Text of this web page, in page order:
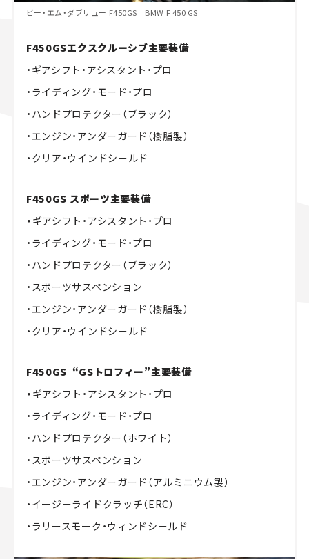
ビー・エム・ダブリュー F450GS｜BMW F 450 GS
F450GSエクスクルーシブ主要装備
・ギアシフト・アシスタント・プロ
・ライディング・モード・プロ
・ハンドプロテクター（ブラック）
・エンジン・アンダーガード（樹脂製）
・クリア・ウインドシールド
F450GS スポーツ主要装備
・ ギアシフト・アシスタント・プロ
・ライディング・モード・プロ
・ハンドプロテクター（ブラック）
・スポーツサスペンション
・エンジン・アンダーガード（樹脂製）
・クリア・ウインドシールド
F450GS “GSトロフィー”主要装備
・ ギアシフト・アシスタント・プロ
・ライディング・モード・プロ
・ハンドプロテクター（ホワイト）
・スポーツサスペンション
・エンジン・アンダーガード（アルミニウム製）
・イージーライドクラッチ（ERC）
・ラリースモーク・ウィンドシールド